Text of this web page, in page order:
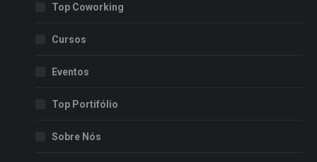
windowwindow
Top Coworking
Cursos
Eventos
Top Portifólio
Sobre Nós